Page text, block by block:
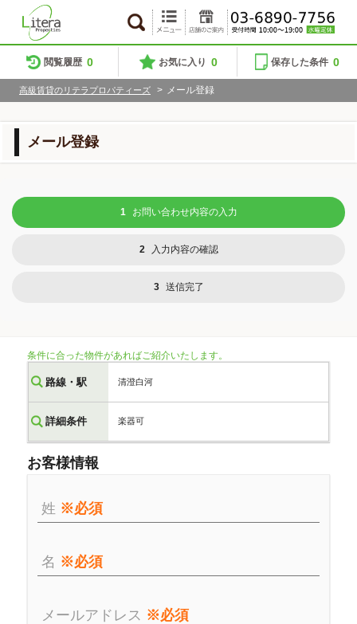
閲覧履歴 0 お気に入り 0 保存した条件 0
高級賃貸のリテラプロパティーズ > メール登録
メール登録
1 お問い合わせ内容の入力
2 入力内容の確認
3 送信完了
条件に合った物件があればご紹介いたします。
路線・駅 清澄白河
詳細条件 楽器可
お客様情報
姓 ※必須
名 ※必須
メールアドレス ※必須